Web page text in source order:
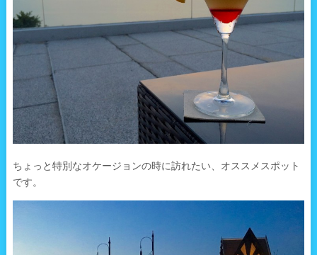
ちょっと特別なオケージョンの時に訪れたい、オススメスポット
です。